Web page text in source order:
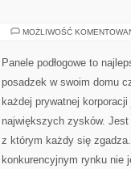
MOŻLIWOŚĆ
Panele podłogowe to
posadzek w swoim domu
każdej prywatnej
największych zysków.
z którym każdy się
konkurencyjnym rynku nie